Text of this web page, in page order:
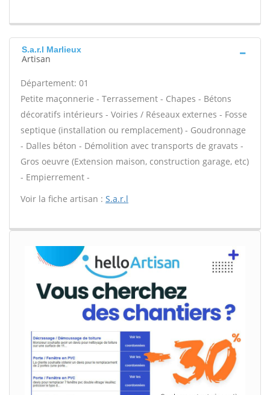
S.a.r.l Marlieux
Artisan
Département: 01
Petite maçonnerie - Terrassement - Chapes - Bétons
décoratifs intérieurs - Voiries / Réseaux externes - Fosse
septique (installation ou remplacement) - Goudronnage
- Dalles béton - Démolition avec transports de gravats -
Gros oeuvre (Extension maison, construction garage, etc)
- Empierrement -
Voir la fiche artisan : S.a.r.l